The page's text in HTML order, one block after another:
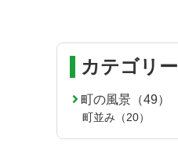
カテゴリー
町の風景（49）
町並み（20）